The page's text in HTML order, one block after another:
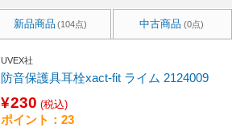
新品商品 (104点) 中古商品 (0点)
UVEX社
防音保護具耳栓xact-fit ライム 2124009
¥230 (税込)
ポイント：23